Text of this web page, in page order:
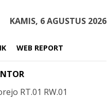
KAMIS, 6 AGUSTUS 2026
WEB REPORT
RT.01 RW.01